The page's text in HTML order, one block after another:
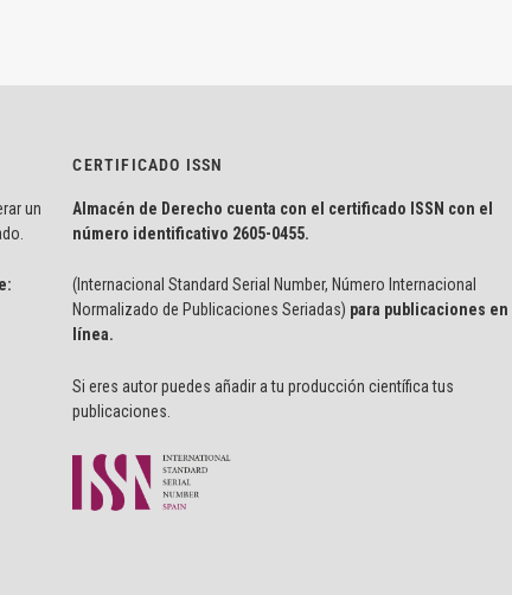
un
CERTIFICADO ISSN
Almacén de Derecho cuenta con el certificado ISSN con el
número identificativo 2605-0455.
(Internacional Standard Serial Number, Número Internacional
Normalizado de Publicaciones Seriadas) para publicaciones en
línea.
Si eres autor puedes añadir a tu producción científica tus
publicaciones.